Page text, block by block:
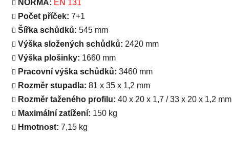
NORMA: EN 131
Počet příček: 7+1
Šířka schůdků: 545 mm
Výška složených schůdků: 2420 mm
Výška plošinky: 1660 mm
Pracovní výška schůdků: 3460 mm
Rozměr stupadla: 81 x 35 x 1,2 mm
Rozměr taženého profilu: 40 x 20 x 1,7 / 33 x 20 x 1,2 mm
Maximální zatížení: 150 kg
Hmotnost: 7,15 kg